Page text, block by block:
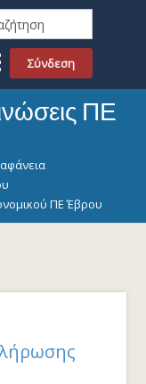
Σύνδεση
ΠΕ
ΠΕ Έβρου